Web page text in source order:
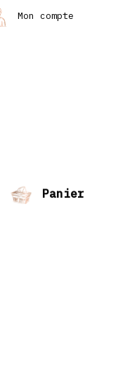
Mon compte
Panier